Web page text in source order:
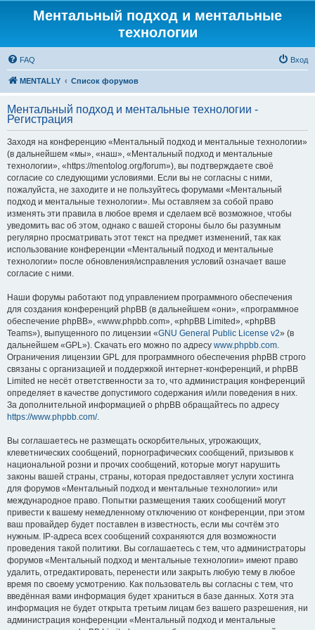
Ментальный подход и ментальные
технологии
FAQ Вход
MENTALLY Список форумов
Ментальный подход и ментальные технологии -
Регистрация
Заходя на конференцию «Ментальный подход и ментальные технологии»
(в дальнейшем «мы», «наш», «Ментальный подход и ментальные
технологии», «https://mentolog.org/forum»), вы подтверждаете своё
согласие со следующими условиями. Если вы не согласны с ними,
пожалуйста, не заходите и не пользуйтесь форумами «Ментальный
подход и ментальные технологии». Мы оставляем за собой право
изменять эти правила в любое время и сделаем всё возможное, чтобы
уведомить вас об этом, однако с вашей стороны было бы разумным
регулярно просматривать этот текст на предмет изменений, так как
использование конференции «Ментальный подход и ментальные
технологии» после обновления/исправления условий означает ваше
согласие с ними.
Наши форумы работают под управлением программного обеспечения
для создания конференций phpBB (в дальнейшем «они», «программное
обеспечение phpBB», «www.phpbb.com», «phpBB Limited», «phpBB
Teams»), выпущенного по лицензии «GNU General Public License v2» (в
дальнейшем «GPL»). Скачать его можно по адресу www.phpbb.com.
Ограничения лицензии GPL для программного обеспечения phpBB строго
связаны с организацией и поддержкой интернет-конференций, и phpBB
Limited не несёт ответственности за то, что администрация конференций
определяет в качестве допустимого содержания и/или поведения в них.
За дополнительной информацией о phpBB обращайтесь по адресу
https://www.phpbb.com/.
Вы соглашаетесь не размещать оскорбительных, угрожающих,
клеветнических сообщений, порнографических сообщений, призывов к
национальной розни и прочих сообщений, которые могут нарушить
законы вашей страны, страны, которая предоставляет услуги хостинга
для форумов «Ментальный подход и ментальные технологии» или
международное право. Попытки размещения таких сообщений могут
привести к вашему немедленному отключению от конференции, при этом
ваш провайдер будет поставлен в известность, если мы сочтём это
нужным. IP-адреса всех сообщений сохраняются для возможности
проведения такой политики. Вы соглашаетесь с тем, что администраторы
форумов «Ментальный подход и ментальные технологии» имеют право
удалить, отредактировать, перенести или закрыть любую тему в любое
время по своему усмотрению. Как пользователь вы согласны с тем, что
введённая вами информация будет храниться в базе данных. Хотя эта
информация не будет открыта третьим лицам без вашего разрешения, ни
администрация конференции «Ментальный подход и ментальные